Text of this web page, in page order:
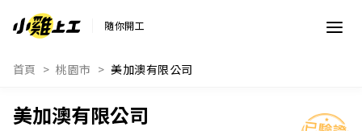
隨你開工
首頁 桃園市 美加澳有限公司
美加澳有限公司